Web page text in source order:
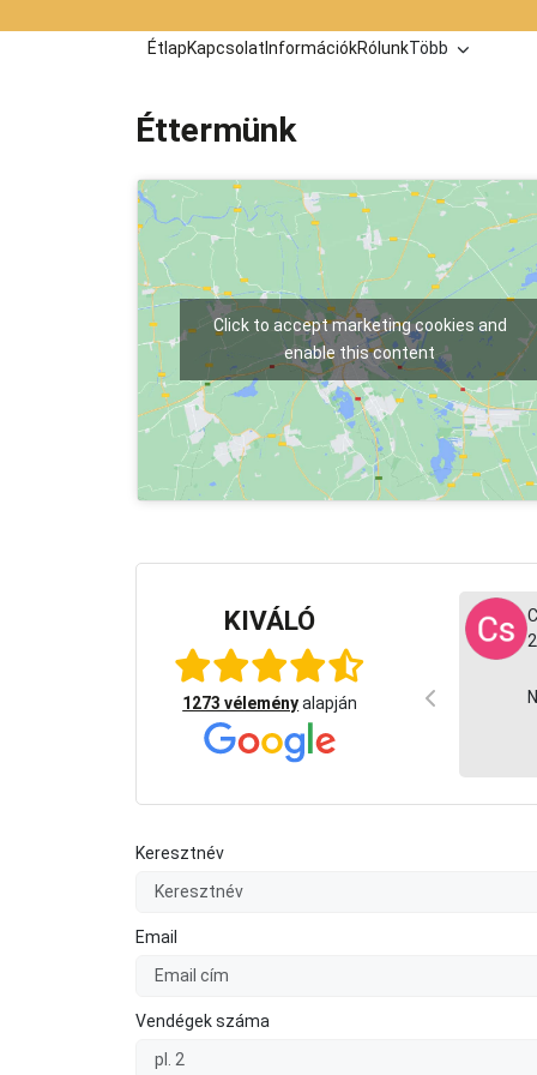
a
ÉtlapKapcsolat InformációkRólunkTöbb
Éttermünk
Click to accept marketing cookies and
enable this content
KIVÁLÓ
1273 véleményalapján
mellé csípős szószzal mindenkinek!!
finom és a kiszolgàlàs is remek!!
Keresztnév
Email
Vendégek száma